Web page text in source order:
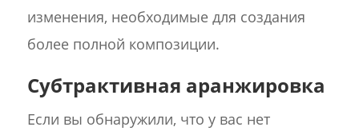
изменения, необходимые для создания
более полной композиции.
Субтрактивная аранжировка
Если вы обнаружили, что у вас нет